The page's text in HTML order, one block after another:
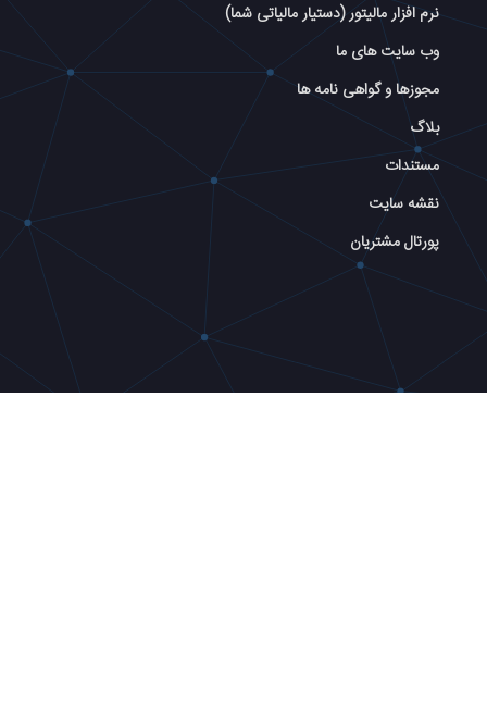
نرم افزار مالیتور (دستیار مالیاتی شما)
وب سایت های ما
مجوزها و گواهی نامه ها
بلاگ
مستندات
نقشه سایت
پورتال مشتریان